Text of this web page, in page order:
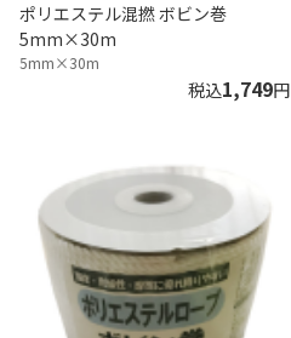
ポリエステル混撚 ボビン巻
5mm×30m
5mm×30m
税込1,749円